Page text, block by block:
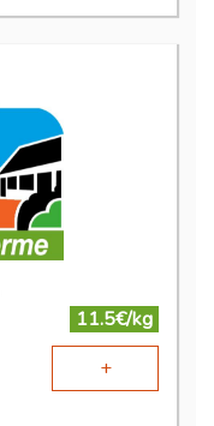
11.5€/kg
+